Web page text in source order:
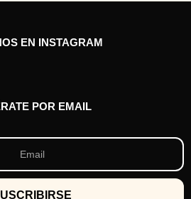
EN INSTAGRAM
POR EMAIL